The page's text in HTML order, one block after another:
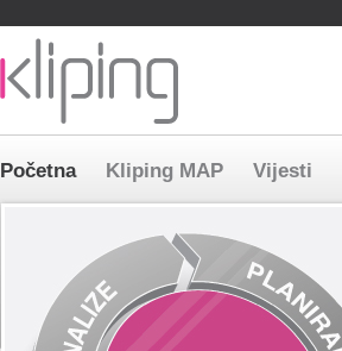
Preskoči
Početna Kliping MAP Vijesti